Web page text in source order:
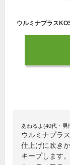
あねるよ(40代・男
ウルミナプラ
仕上げに吹き
キープします